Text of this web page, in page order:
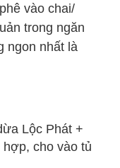
vào chai/
trong ngăn
ngon nhất là
Lộc Phát +
cho vào tủ